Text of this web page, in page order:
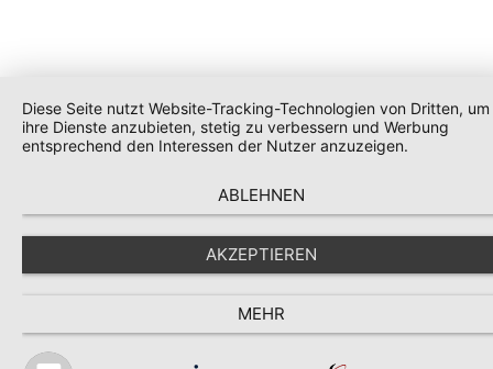
Diese Seite nutzt Website-Tracking-Technologien von Dritten, um
ihre Dienste anzubieten, stetig zu verbessern und Werbung
entsprechend den Interessen der Nutzer anzuzeigen.
ABLEHNEN
AKZEPTIEREN
MEHR